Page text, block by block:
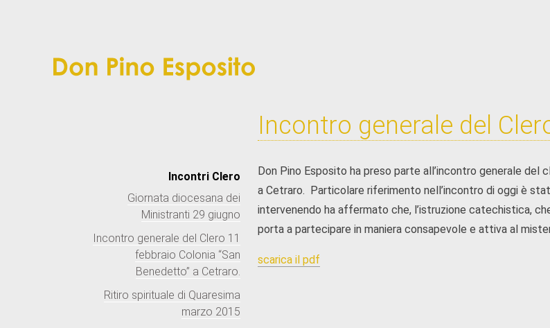
Incontri Clero
Giornata diocesana dei
Ministranti 29 giugno
Incontro generale del Clero 11
febbraio Colonia “San
Benedetto” a Cetraro.
Ritiro spirituale di Quaresima
marzo 2015
Incontro generale del
Don Pino Esposito ha preso parte all’incontro generale del
a Cetraro. Particolare riferimento nell’incontro di oggi è
intervenendo ha affermato che, l’istruzione catechistica,
porta a partecipare in maniera consapevole e attiva al
scarica il pdf